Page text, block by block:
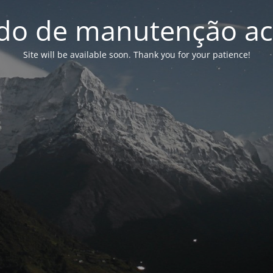
de manutenção
Site will be available soon. Thank you for your patience!